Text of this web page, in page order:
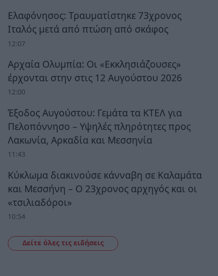
Ελαφόνησος: Τραυματίστηκε 73χρονος
Ιταλός μετά από πτώση από σκάφος
12:07
Αρχαία Ολυμπία: Οι «Εκκλησιάζουσες»
έρχονται στην στις 12 Αυγούστου 2026
12:00
Έξοδος Αυγούστου: Γεμάτα τα ΚΤΕΛ για
Πελοπόννησο – Υψηλές πληρότητες προς
Λακωνία, Αρκαδία και Μεσσηνία
11:43
Κύκλωμα διακινούσε κάνναβη σε Καλαμάτα
και Μεσσήνη – Ο 23χρονος αρχηγός και οι
«τσιλιαδόροι»
10:54
Δείτε όλες τις ειδήσεις